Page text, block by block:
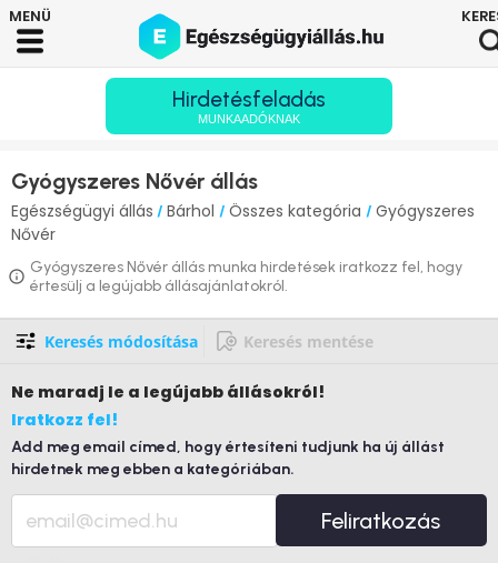
Hirdetésfeladás
MUNKAADÓKNAK
Gyógyszeres Nővér állás
Egészségügyi állás / Bárhol / Összes kategória / Gyógyszeres
Nővér
Gyógyszeres Nővér állás munka hirdetések iratkozz fel, hogy
értesülj a legújabb állásajánlatokról.
Keresés módosítása Keresés mentése
Ne maradj le a legújabb állásokról!
Iratkozz fel!
Add meg email címed, hogy értesíteni tudjunk ha új állást
hirdetnek meg ebben a kategóriában.
Feliratkozás